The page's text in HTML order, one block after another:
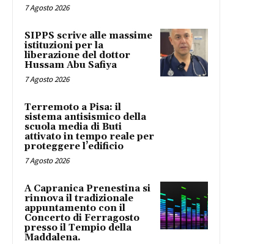
7 Agosto 2026
SIPPS scrive alle massime
istituzioni per la
liberazione del dottor
Hussam Abu Safiya
7 Agosto 2026
Terremoto a Pisa: il
sistema antisismico della
scuola media di Buti
attivato in tempo reale per
proteggere l’edificio
7 Agosto 2026
A Capranica Prenestina si
rinnova il tradizionale
appuntamento con il
Concerto di Ferragosto
presso il Tempio della
Maddalena.